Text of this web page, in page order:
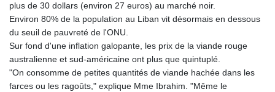
plus de 30 dollars (environ 27 euros) au marché noir.
Environ 80% de la population au Liban vit désormais en dessous
du seuil de pauvreté de l'ONU.
Sur fond d'une inflation galopante, les prix de la viande rouge
australienne et sud-américaine ont plus que quintuplé.
"On consomme de petites quantités de viande hachée dans les
farces ou les ragoûts," explique Mme Ibrahim. "Même le